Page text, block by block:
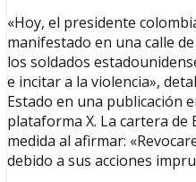
«Hoy, el presidente
manifestado en una calle
los soldados
e incitar a la violencia»,
Estado en una publicación
plataforma X. La cartera de
medida al afirmar:
debido a sus acciones